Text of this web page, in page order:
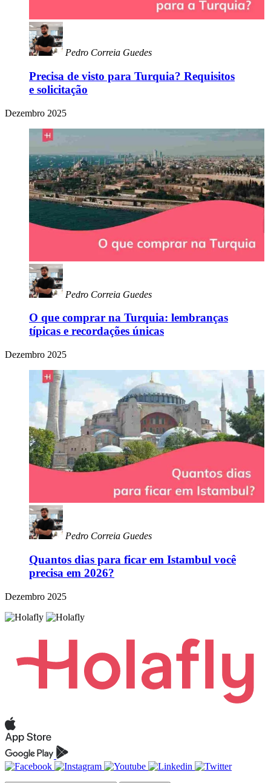
Pedro Correia Guedes
Precisa de visto para Turquia? Requisitos
e solicitação
Dezembro 2025
Pedro Correia Guedes
O que comprar na Turquia: lembranças
típicas e recordações únicas
Dezembro 2025
Pedro Correia Guedes
Quantos dias para ficar em Istambul você
precisa em 2026?
Dezembro 2025